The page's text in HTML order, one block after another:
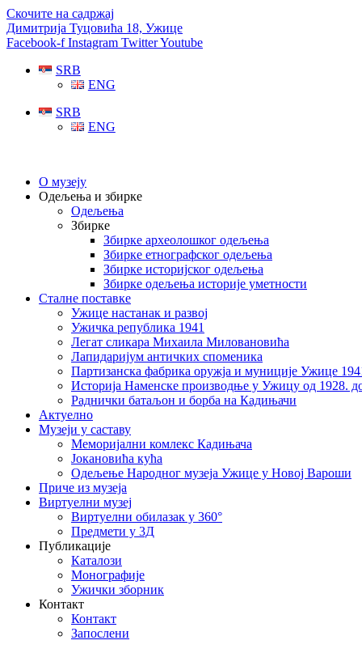
Скочите на садржај
Димитрија Туцовића 18, Ужице
Facebook-f Instagram TwitterYoutube
SRB
ENG
SRB
ENG
О музеју
Одељења и збирке
Одељења
Збирке
Збирке археолошког одељења
Збирке етнографског одељења
Збирке историјског одељења
Збирке одељења историје уметности
Сталне поставке
Ужице настанак и развој
Ужичка република 1941
Легат сликара Михаила Миловановића
Лапидаријум античких споменика
Партизанска фабрика оружја и муниције Ужице
Историја Наменске производње у Ужицу од 1928.
Раднички батаљон и борба на Кадињачи
Актуелно
Музеји у саставу
Меморијални комлекс Кадињача
Јокановића кућа
Oдељење Народног музеја Ужице у Новој Вароши
Приче из музеја
Виртуелни музеј
Виртуелни обилазак у 360°
Предмети у 3Д
Публикације
Каталози
Монографије
Ужички зборник
Контакт
Контакт
Запослени